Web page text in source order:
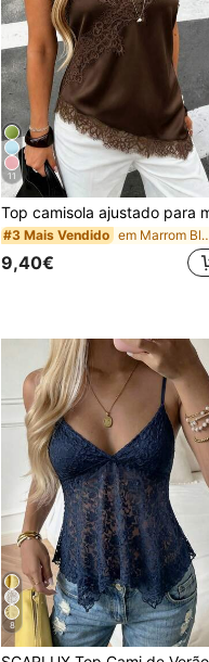
11
#3 Mais Vendido em Marrom Blusas
9,40€
8